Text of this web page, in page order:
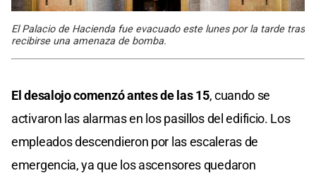
El Palacio de Hacienda fue evacuado este lunes por la tarde tras
recibirse una amenaza de bomba.
El desalojo comenzó antes de las 15, cuando se
activaron las alarmas en los pasillos del edificio. Los
empleados descendieron por las escaleras de
emergencia, ya que los ascensores quedaron